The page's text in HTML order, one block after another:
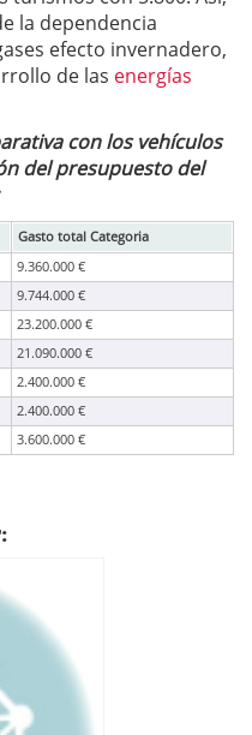
la dependencia
efecto invernadero,
de las energías
con los vehículos
del presupuesto del
Gasto total Categoria
9.360.000 €
9.744.000 €
23.200.000 €
21.090.000 €
2.400.000 €
2.400.000 €
3.600.000 €